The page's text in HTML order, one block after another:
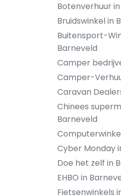
Botenverhuur
Bruidswinkel in
Buitensport-
Barneveld
Camper
Camper-
Caravan
Chinees
Barneveld
Cyber Monday
Doe het zelf in
EHBO in
Fietsenwinkels